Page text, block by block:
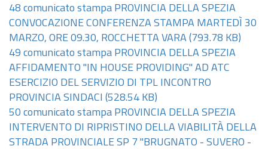
48 comunicato stampa PROVINCIA DELLA SPEZIA
CONVOCAZIONE CONFERENZA STAMPA MARTEDÌ 30
MARZO, ORE 09.30, ROCCHETTA VARA (793.78 KB)
49 comunicato stampa PROVINCIA DELLA SPEZIA
AFFIDAMENTO "IN HOUSE PROVIDING" AD ATC
ESERCIZIO DEL SERVIZIO DI TPL INCONTRO
PROVINCIA SINDACI (528.54 KB)
50 comunicato stampa PROVINCIA DELLA SPEZIA
INTERVENTO DI RIPRISTINO DELLA VIABILITÀ DELLA
STRADA PROVINCIALE SP 7 "BRUGNATO - SUVERO -